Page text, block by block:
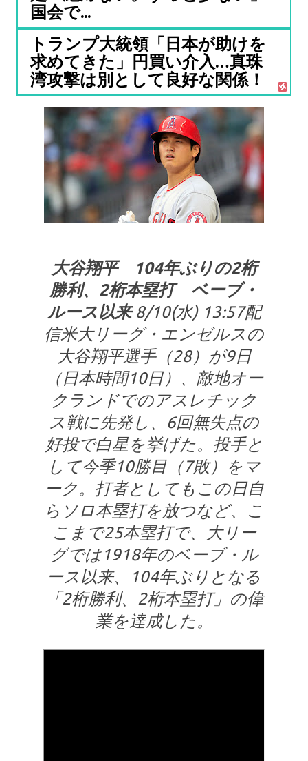
国会で...
トランプ大統領「日本が助けを
求めてきた」円買い介入…真珠
湾攻撃は別として良好な関係！
大谷翔平 104年ぶりの2桁
勝利、2桁本塁打 ベーブ・
ルース以来8/10(水) 13:57配
信米大リーグ・エンゼルスの
大谷翔平選手（28）が9日
（日本時間10日）、敵地オー
クランドでのアスレチック
ス戦に先発し、6回無失点の
好投で白星を挙げた。投手と
して今季10勝目（7敗）をマ
ーク。打者としてもこの日自
らソロ本塁打を放つなど、こ
こまで25本塁打で、大リー
グでは1918年のベーブ・ル
ース以来、104年ぶりとなる
「2桁勝利、2桁本塁打」の偉
業を達成した。